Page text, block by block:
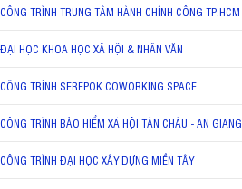
CÔNG TRÌNH TRUNG TÂM HÀNH CHÍNH CÔNG TP.HCM
ĐẠI HỌC KHOA HỌC XÃ HỘI & NHÂN VĂN
CÔNG TRÌNH SEREPOK COWORKING SPACE
CÔNG TRÌNH BẢO HIỂM XÃ HỘI TÂN CHÂU - AN GIANG
CÔNG TRÌNH ĐẠI HỌC XÂY DỰNG MIỀN TÂY